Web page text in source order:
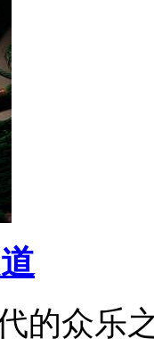
的众乐